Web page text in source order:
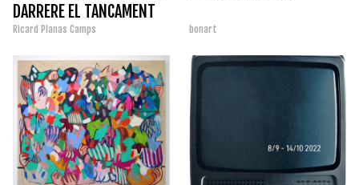
DARRERE EL TANCAMENT
DEL MUSEU
Ricard Planas Camps bonart